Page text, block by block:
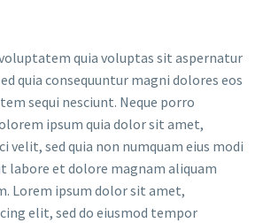
quia voluptas sit aspernatur
quia consequuntur magni dolores eos
sequi nesciunt. Neque porro
ipsum quia dolor sit amet,
velit, sed quia non numquam eius modi
labore et dolore magnam aliquam
Lorem ipsum dolor sit amet,
elit, sed do eiusmod tempor